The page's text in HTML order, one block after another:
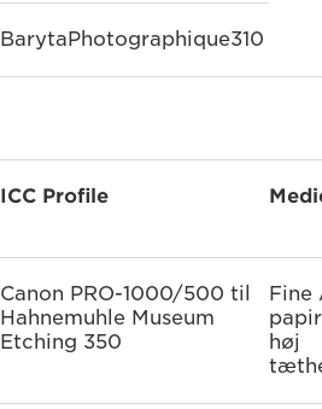
BarytaPhotographique310
ICC Profile
Canon PRO-1000/500 til
Hahnemuhle Museum
Etching 350
Fine
høj